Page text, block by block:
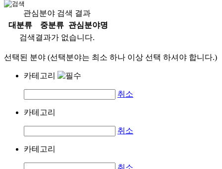
관심분야 검색 결과
대분류
중분류
관심분야명
검색결과가 없습니다.
선택된 분야 (선택분야는 최소 하나 이상 선택 하셔야 합니다.)
카테고리
취소
카테고리
취소
카테고리
취소